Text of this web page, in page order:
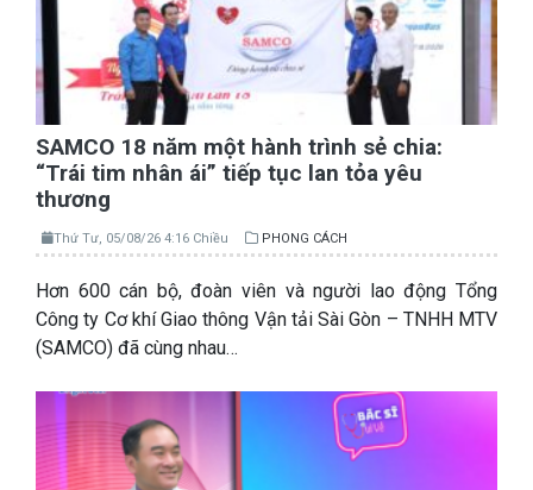
SAMCO 18 năm một hành trình sẻ chia:
“Trái tim nhân ái” tiếp tục lan tỏa yêu
thương
Thứ Tư, 05/08/26 4:16 Chiều PHONG CÁCH
Hơn 600 cán bộ, đoàn viên và người lao động Tổng
Công ty Cơ khí Giao thông Vận tải Sài Gòn – TNHH MTV
(SAMCO) đã cùng nhau…